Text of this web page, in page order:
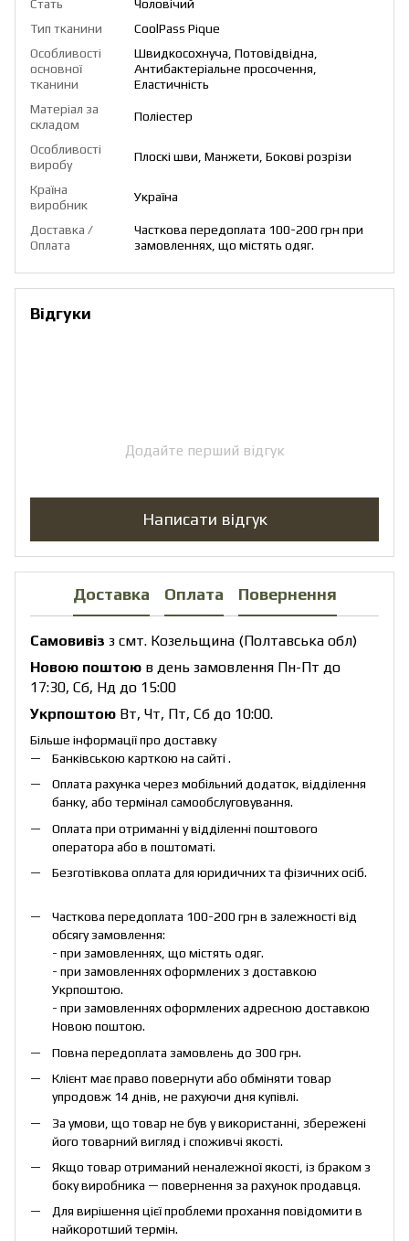
Стать
Чоловічий
Тип тканини
CoolPass Pique
Особливості
основної
тканини
Швидкосохнуча, Потовідвідна,
Антибактеріальне просочення,
Еластичність
Матеріал за
складом
Поліестер
Особливості
виробу
Плоскі шви, Манжети, Бокові розрізи
Країна
виробник
Україна
Доставка /
Оплата
Часткова передоплата 100-200 грн при
замовленнях, що містять одяг.
Відгуки
Додайте перший відгук
Написати відгук
Доставка Оплата Повернення
Самовивіз з смт. Козельщина (Полтавська обл)
Новою поштою в день замовлення Пн-Пт до
17:30, Сб, Нд до 15:00
Укрпоштою Вт, Чт, Пт, Сб до 10:00.
Більше інформації про доставку
Банківською карткою на сайті .
Оплата рахунка через мобільний додаток, відділення
банку, або термінал самообслуговування.
Оплата при отриманні у відділенні поштового
оператора або в поштоматі.
Безготівкова оплата для юридичних та фізичних осіб.
Часткова передоплата 100-200 грн в залежності від
обсягу замовлення:
- при замовленнях, що містять одяг.
- при замовленнях оформлених з доставкою
Укрпоштою.
- при замовленнях оформлених адресною доставкою
Новою поштою.
Повна передоплата замовлень до 300 грн.
Клієнт має право повернути або обміняти товар
упродовж 14 днів, не рахуючи дня купівлі.
За умови, що товар не був у використанні, збережені
його товарний вигляд і споживчі якості.
Якщо товар отриманий неналежної якості, із браком з
боку виробника — повернення за рахунок продавця.
Для вирішення цієї проблеми прохання повідомити в
найкоротший термін.